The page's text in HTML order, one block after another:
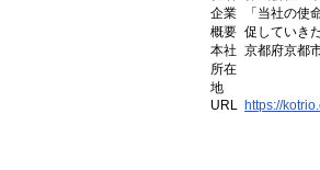
企業
概要
「当社の
促していき
本社
所在
地
京都府京都
URL https://